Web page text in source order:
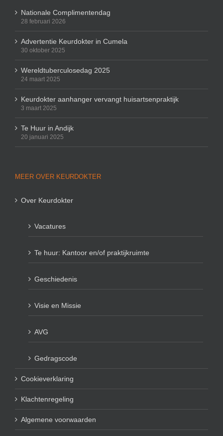
Nationale Complimentendag
28 februari 2026
Advertentie Keurdokter in Cumela
30 oktober 2025
Wereldtuberculosedag 2025
24 maart 2025
Keurdokter aanhanger vervangt huisartsenpraktijk
3 maart 2025
Te Huur in Andijk
20 januari 2025
MEER OVER KEURDOKTER
Over Keurdokter
Vacatures
Te huur: Kantoor en/of praktijkruimte
Geschiedenis
Visie en Missie
AVG
Gedragscode
Cookieverklaring
Klachtenregeling
Algemene voorwaarden